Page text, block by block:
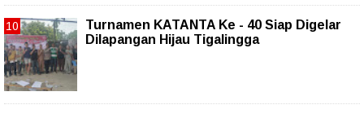
Turnamen KATANTA Ke - 40 Siap Digelar
Dilapangan Hijau Tigalingga